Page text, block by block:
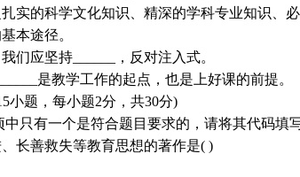
实的科学文化知识、精深的学科专业知识、
本途径。
们应坚持______，反对注入式。
是教学工作的起点，也是上好课的前提。
小题，每小题2分，共30分)
只有一个是符合题目要求的，请将其代码填
长善救失等教育思想的著作是( )